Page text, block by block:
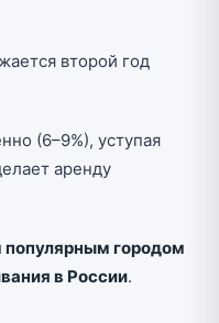
второй год
(6–9%), уступая
аренду
городом
в России.